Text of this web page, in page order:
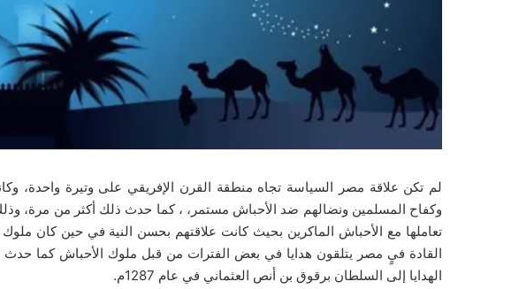
لم تكن علاقة مصر السياسة تجاه منطقة القرن الإفريقي على وتيرة واحدة،
وكفاح المسلمين ونضالهم ضد الأحباش مستمر، ، كما حدث ذلك أكثر من مرة،
تعاملها مع الأحباش الماكرين بحيث كانت علاقتهم بحسن النية في حين كان ملوك
القادة فيٍ مصر يتلقون هدايا في بعض الفترات من قبل ملوك الأحباش كما
الهدايا إلى السلطان برقوق بن أنص العثماني في عام 1287م.